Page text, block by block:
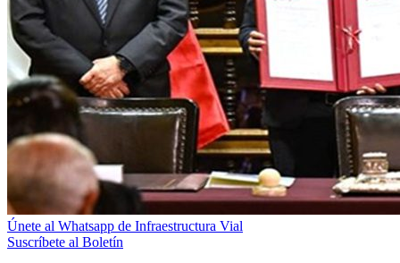
Únete al Whatsapp de Infraestructura Vial
Suscríbete al Boletín